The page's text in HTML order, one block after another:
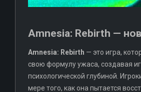
Amnesia: Rebirth —
Amnesia: Rebirth — это игра,
свою формулу ужаса, создавая
психологической глубиной.
мере того, как она пытается